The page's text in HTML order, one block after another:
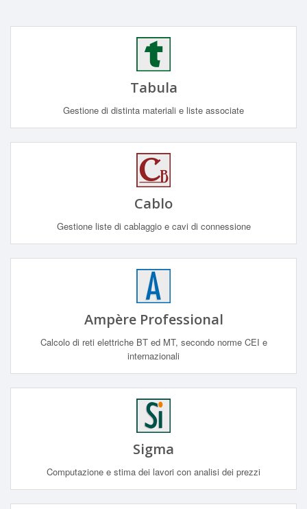
Tabula
Gestione di distinta materiali e liste associate
Cablo
Gestione liste di cablaggio e cavi di connessione
Ampère Professional
Calcolo di reti elettriche BT ed MT, secondo norme CEI e
internazionali
Sigma
Computazione e stima dei lavori con analisi dei prezzi